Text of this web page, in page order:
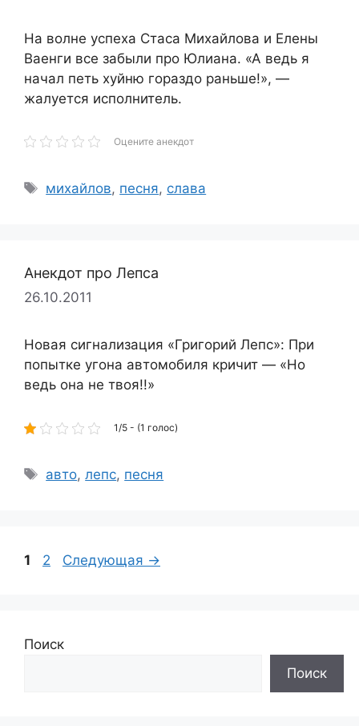
На волне успеха Стаса Михайлова и Елены
Ваенги все забыли про Юлиана. «А ведь я
начал петь хуйню гораздо раньше!», —
жалуется исполнитель.
Оцените анекдот
Метки
михайлов, песня, слава
Анекдот про Лепса
26.10.2011
Новая сигнализация «Григорий Лепc»: При
попытке угона автомобиля кричит — «Но
ведь она не твоя!!»
1/5 - (1 голос)
Метки
авто,лепс, песня
Страница
1 Страница
2 Следующая →
Поиск
Поиск